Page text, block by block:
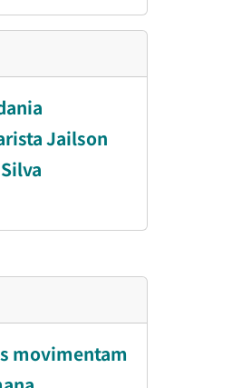
Jailson
movimentam